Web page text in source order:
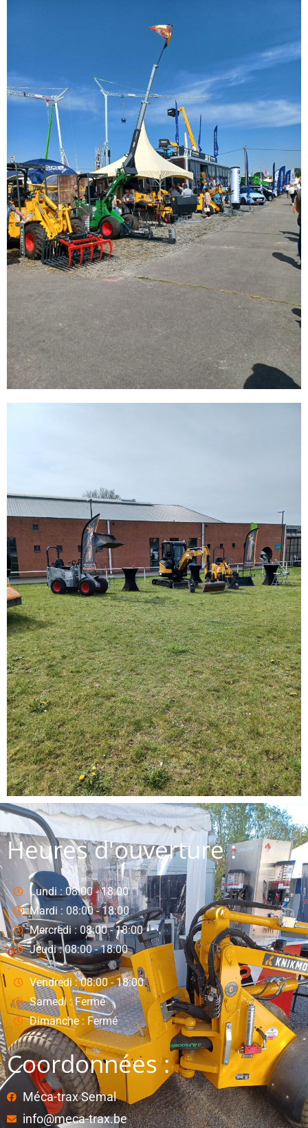
Heures d'ouverture :
Lundi : 08:00 - 18:00
Mardi : 08:00 - 18:00
Mercredi : 08:00 - 18:00
Jeudi : 08:00 - 18:00
Vendredi : 08:00 - 18:00
Samedi : Fermé
Dimanche : Fermé
Coordonnées :
Méca-trax Semal
info@meca-trax.be